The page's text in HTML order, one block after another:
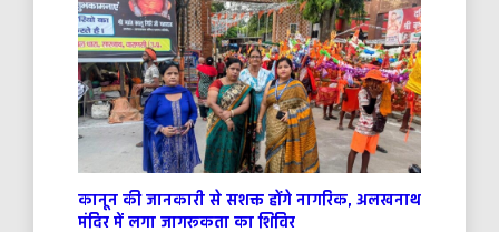
कानून की जानकारी से सशक्त होंगे नागरिक, अलखनाथ
मंदिर में लगा जागरूकता का शिविर